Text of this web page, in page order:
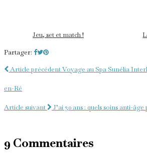
Jeu, set et match !
Partager:
Article précédentVoyage au Spa Sunélia
en-Ré
Article suivant J’ai 30 ans : quels soins anti-
9 Commentaires